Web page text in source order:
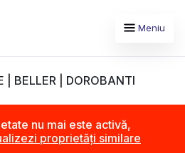
Meniu
| BELLER | DOROBANTI
nu mai este activă,
proprietăți similare